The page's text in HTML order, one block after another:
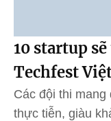
10 startup
Techfest
Các đội thi
thực tiễn, giàu